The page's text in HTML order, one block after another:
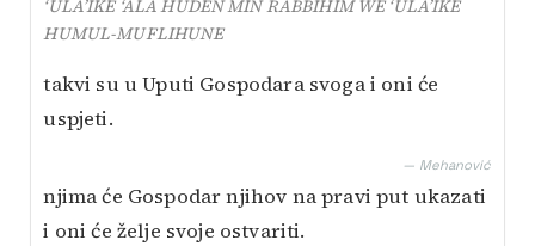
‘ULA’IKE ‘ALA HUDEN MIN RABBIHIM WE ‘ULA’IKE
HUMUL-MUFLIHUNE
takvi su u Uputi Gospodara svoga i oni će
uspjeti.
— Mehanović
njima će Gospodar njihov na pravi put ukazati
i oni će želje svoje ostvariti.